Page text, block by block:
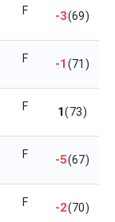
F -3(69)
F -1(71)
F 1(73)
F -5(67)
F -2(70)